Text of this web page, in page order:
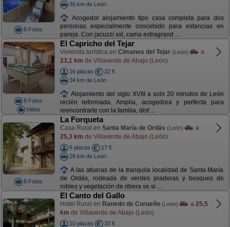
8 Fotos
30 km de León
Acogedor alojamiento tipo casa completa para dos
personas especialmente concebido para estancias en
pareja. Con jacuzzi xxl, cama extragrand ...
8 Fotos
Video
El Capricho del Tejar
Vivienda turística en Cimanes del Tejar (León)
a
23,1 km de Villaverde de Abajo (León)
16 plazas
22 €
34 km de León
Alojamiento del siglo XVIII a solo 20 minutos de León
recién reformada. Amplia, acogedora y perfecta para
reencontrarte con la familia, disf ...
8 Fotos
La Forqueta
Casa Rural en Santa María de Ordás (León)
a
25,3 km de Villaverde de Abajo (León)
6 plazas
17 €
28 km de León
A las afueras de la tranquila localidad de Santa María
de Ordás, rodeada de verdes praderas y bosques de
robles y vegetación de ribera se si ...
El Canto del Gallo
Hotel Rural en Ranedo de Curueño (León) a 25,5
km de Villaverde de Abajo (León)
10 plazas
33 €